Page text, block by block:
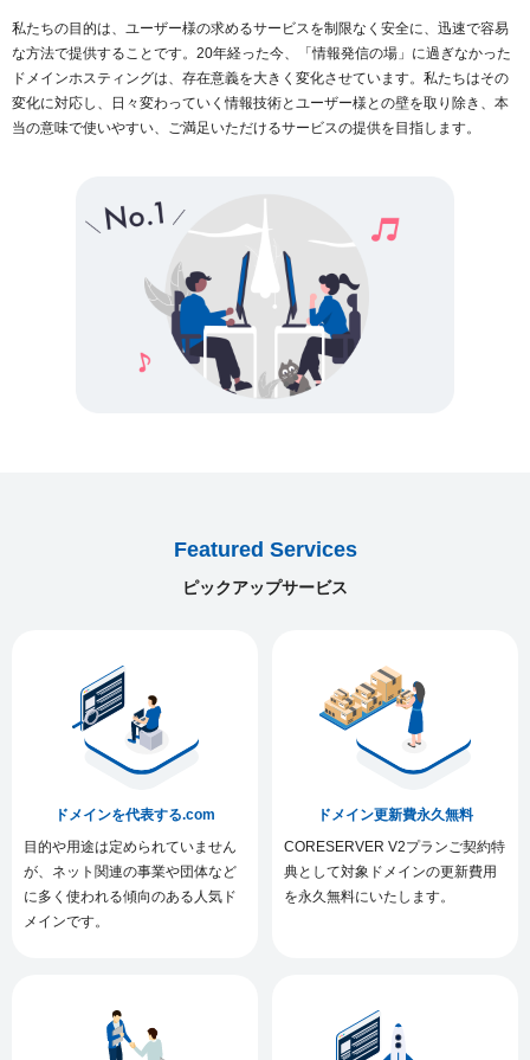
私たちの目的は、ユーザー様の求めるサービスを制限なく安全に、迅速で容易
な方法で提供することです。20年経った今、「情報発信の場」に過ぎなかった
ドメインホスティングは、存在意義を大きく変化させています。私たちはその
変化に対応し、日々変わっていく情報技術とユーザー様との壁を取り除き、本
当の意味で使いやすい、ご満足いただけるサービスの提供を目指します。
Featured Services
ピックアップサービス
ドメインを代表する.com
目的や用途は定められていません
が、ネット関連の事業や団体など
に多く使われる傾向のある人気ド
メインです。
ドメイン更新費永久無料
CORESERVER V2プランご契約特
典として対象ドメインの更新費用
を永久無料にいたします。